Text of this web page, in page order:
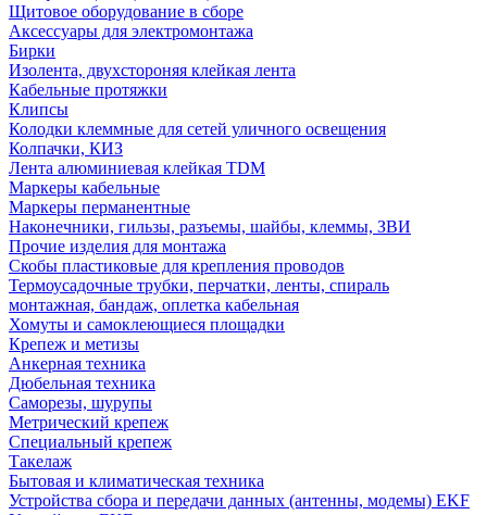
Щитовое оборудование в сборе
Аксессуары для электромонтажа
Бирки
Изолента, двухстороняя клейкая лента
Кабельные протяжки
Клипсы
Колодки клеммные для сетей уличного освещения
Колпачки, КИЗ
Лента алюминиевая клейкая TDM
Маркеры кабельные
Маркеры перманентные
Наконечники, гильзы, разъемы, шайбы, клеммы, ЗВИ
Прочие изделия для монтажа
Скобы пластиковые для крепления проводов
Термоусадочные трубки, перчатки, ленты, спираль
монтажная, бандаж, оплетка кабельная
Хомуты и самоклеющиеся площадки
Крепеж и метизы
Анкерная техника
Дюбельная техника
Саморезы, шурупы
Метрический крепеж
Специальный крепеж
Такелаж
Бытовая и климатическая техника
Устройства сбора и передачи данных (антенны, модемы) EKF